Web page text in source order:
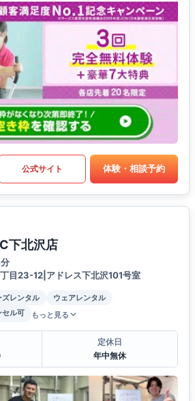
公式サイト 体験・相談予約
下北沢店
目23-12|アドレス下北沢101号室
ズレンタル
ウェアレンタル
セル可 もっと見る
定休日
年中無休